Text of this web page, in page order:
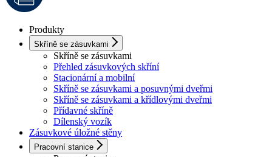
Produkty
Skříně se zásuvkami
Skříně se zásuvkami
Přehled zásuvkových skříní
Stacionární a mobilní
Skříně se zásuvkami a posuvnými dveřmi
Skříně se zásuvkami a křídlovými dveřmi
Přídavné skříně
Dílenský vozík
Zásuvkové úložné stěny
Pracovní stanice